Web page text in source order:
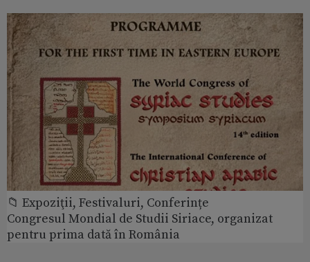
📁 Expoziţii, Festivaluri, Conferințe
Congresul Mondial de Studii Siriace, organizat
pentru prima dată în România